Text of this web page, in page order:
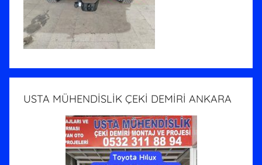
USTA MÜHENDİSLİK ÇEKİ DEMİRİ ANKARA